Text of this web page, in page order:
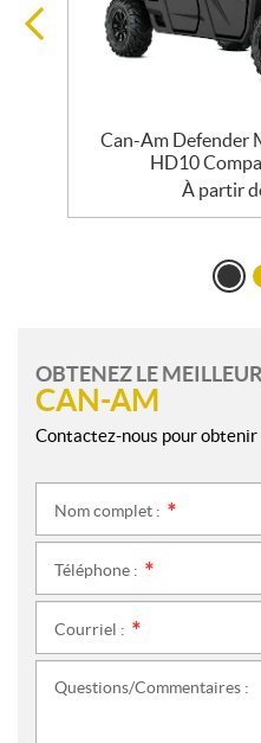
Can-Am Defender
HD10
À partir
OBTENEZ LE
CAN-AM
Contactez-nous pour
Nom complet :
Téléphone :
Courriel :
Questions/Commentaires :